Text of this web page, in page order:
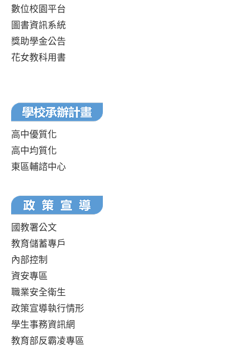
數位校園平台
圖書資訊系統
獎助學金公告
花女教科用書
高中優質化
高中均質化
東區輔諮中心
國教署公文
教育儲蓄專戶
內部控制
資安專區
職業安全衛生
政策宣導執行情形
學生事務資訊網
教育部反霸凌專區